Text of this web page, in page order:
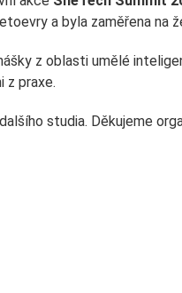
a byla zaměřena na
z oblasti umělé
z praxe.
studia. Děkujeme